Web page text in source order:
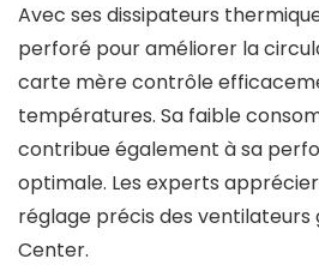
Avec ses dissipateurs
perforé pour améliorer la
carte mère contrôle
températures. Sa faible
contribue également à sa
optimale. Les experts
réglage précis des ventilateurs
Center.